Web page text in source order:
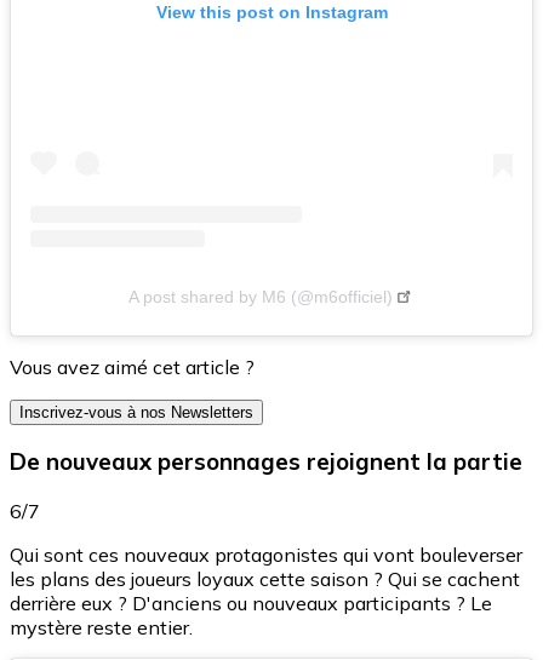
View this post on Instagram
A post shared by M6 (@m6officiel)
Vous avez aimé cet article ?
Inscrivez-vous à nos Newsletters
De nouveaux personnages rejoignent la partie
6/7
Qui sont ces nouveaux protagonistes qui vont bouleverser
les plans des joueurs loyaux cette saison ? Qui se cachent
derrière eux ? D'anciens ou nouveaux participants ? Le
mystère reste entier.